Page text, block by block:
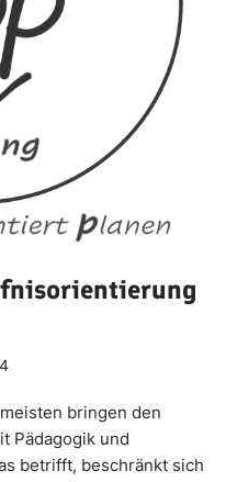
bringen den
Pädagogik und
betrifft, beschränkt sich